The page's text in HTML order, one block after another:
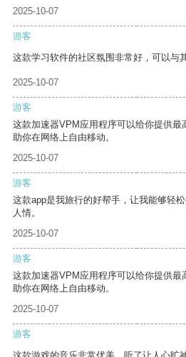
2025-10-07
游客
这款学习软件的社区氛围非常好，可以与
2025-10-07
游客
这款加速器VPM应用程序可以给你提供最
助你在网络上自由移动。
2025-10-07
游客
这款app是我旅行的好帮手，让我能够轻
人情。
2025-10-07
游客
这款加速器VPM应用程序可以给你提供最
助你在网络上自由移动。
2025-10-07
游客